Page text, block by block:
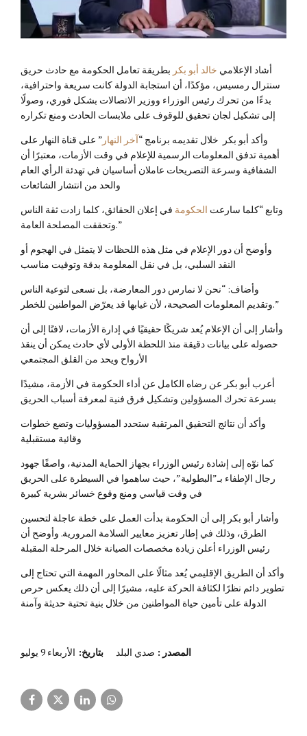
أشاد الإعلامي خالد أبو بكر بطريقة تعامل الحكومة مع حادث حريق
سنترال رمسيس، مؤكدًا، أن استجابة الدولة كانت سريعة واحترافية،
بدءًا من تحرك رئيس الوزراء ووزير الاتصالات بشكل فوري، وصولًا
إلى تشكيل لجان تحقيق للوقوف على ملابسات الحادث ومنع تكراره
وأكد أبو بكر خلال تقديمه برنامج “آخر النهار ” على قناة النهار على
أهمية تدفق المعلومات الرسمية للإعلام في وقت الأزمات، معتبرًا أن
الشفافية وسرعة التصريحات عاملان أساسيان في تهدئة الرأي العام
والحد من انتشار الشائعات
وتابع “كلما سارعت الحكومة في إعلان الحقائق، كلما زادت ثقة الناس
وتحققت المصلحة العامة.”
وأوضح أن دور الإعلام في مثل هذه اللحظات لا يتمثل في الهجوم أو
النقد السلبي، بل في نقل المعلومة بدقة وتوقيت مناسب
وأضاف: “نحن لا نمارس دور المعارضة، بل نسعى لتوعية الناس
وتقديم المعلومات الصحيحة، لأن غيابها قد يعرّض المواطنين للخطر.”
وأشار إلى أن الإعلام يُعد شريكًا حقيقيًا في إدارة الأزمات، لافتًا إلى أن
حصوله على بيانات دقيقة منذ اللحظة الأولى لأي حادث يمكن أن ينقذ
الأرواح ويحد من القلق المجتمعي
أعرب أبو بكر عن رضاه الكامل عن أداء الحكومة في الأزمة، مشيدًا
بسرعة تحرك المسؤولين وتشكيل فرق فنية لمعرفة أسباب الحريق
وأكد أن نتائج التحقيق المرتقبة ستحدد المسؤوليات وتضع خطوات
وقائية مستقبلية
كما نوّه إلى إشادة رئيس الوزراء بجهاز الحماية المدنية، واصفًا جهود
رجال الإطفاء بـ”البطولية”، حيث ساهموا في السيطرة على الحريق
في وقت قياسي ومنع وقوع خسائر بشرية كبيرة
وأشار أبو بكر إلى أن الحكومة بدأت العمل على خطة عاجلة لتحسين
الطرق، وذلك في إطار تعزيز معايير السلامة المرورية. وأوضح أن
رئيس الوزراء أعلن زيادة مخصصات الصيانة خلال المرحلة المقبلة
وأكد أن الطريق الإقليمي يُعد مثالًا على المحاور المهمة التي تحتاج إلى
تطوير دائم نظرًا لكثافة الحركة عليه، مشيرًا إلى أن ذلك يعكس حرص
الدولة على تأمين حياة المواطنين من خلال بنية تحتية حديثة وآمنة
المصدر : صدي البلد بتاريخ: الأربعاء 9 يوليو